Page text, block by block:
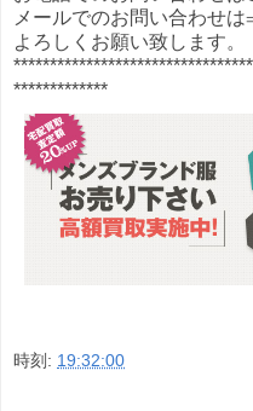
メールでのお問い合わせ
よろしくお願い致します。
*************
時刻: 19:32:00